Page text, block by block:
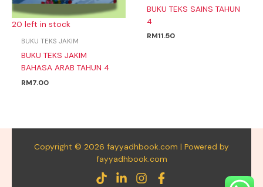
20 left in stock
BUKU TEKS JAKIM
BUKU TEKS JAKIM
BAHASA ARAB TAHUN 4
RM7.00
BUKU TEKS SAINS TAHUN
4
RM11.50
Copyright © 2026 fayyadhbook.com | Powered by
fayyadhbook.com